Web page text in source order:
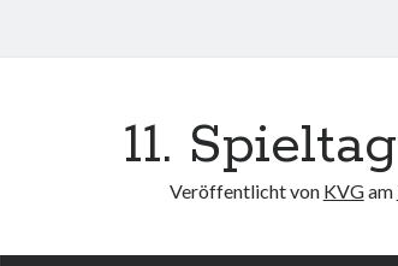
11.
Veröffentlicht von KVGam